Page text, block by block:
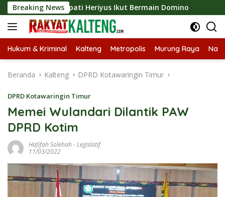
Langsung
ke
konten
Breaking News
2026, Bupati Heriyus Ikut Bermain Domino Tekan
Hukum & Kriminal Kalteng Metropolis Murung Raya
Beranda Kalteng DPRD Kotawaringin Timur
DPRD Kotawaringin Timur
Memei Wulandari Dilantik PAW
DPRD Kotim
Hafifah Solehah -Legislatif
11/03/2022